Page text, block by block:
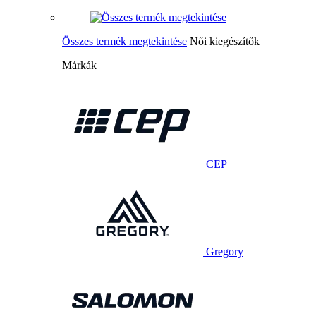
Összes termék megtekintése Női kiegészítők
Márkák
CEP
Gregory